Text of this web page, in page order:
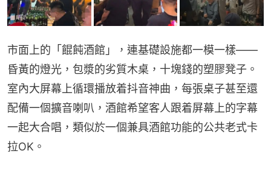
市面上的「餛飩酒館」，連基礎設施都一模一樣——
昏黃的燈光，包漿的劣質木桌，十塊錢的塑膠凳子。
室內大屏幕上循環播放着抖音神曲，每張桌子甚至還
配備一個擴音喇叭，酒館希望客人跟着屏幕上的字幕
一起大合唱，類似於一個兼具酒館功能的公共老式卡
拉OK。